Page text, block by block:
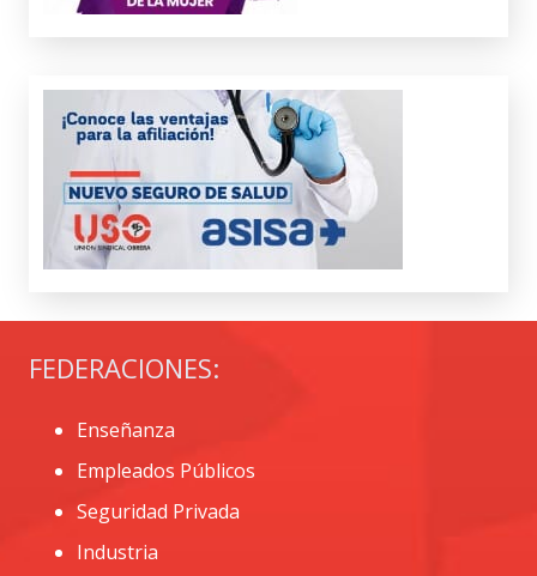
FEDERACIONES:
Enseñanza
Empleados Públicos
Seguridad Privada
Industria